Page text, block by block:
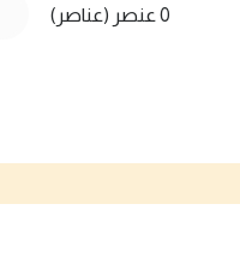
0 عنصر (عناصر)